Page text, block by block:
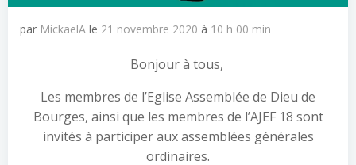
par MickaelA le 21 novembre 2020 à 10 h 00 min
Bonjour à tous,
Les membres de l’Eglise Assemblée de Dieu de
Bourges, ainsi que les membres de l’AJEF 18 sont
invités à participer aux assemblées générales
ordinaires.